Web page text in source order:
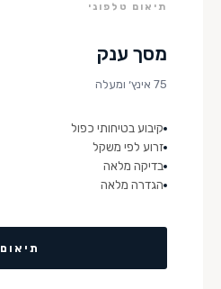
תיאום טלפוני
מסך ענק
75 אינץ׳ ומעלה
קיבוע בטיחותי כפול
זרוע לפי משקל
בדיקה מלאה
הגדרה מלאה
תיאום